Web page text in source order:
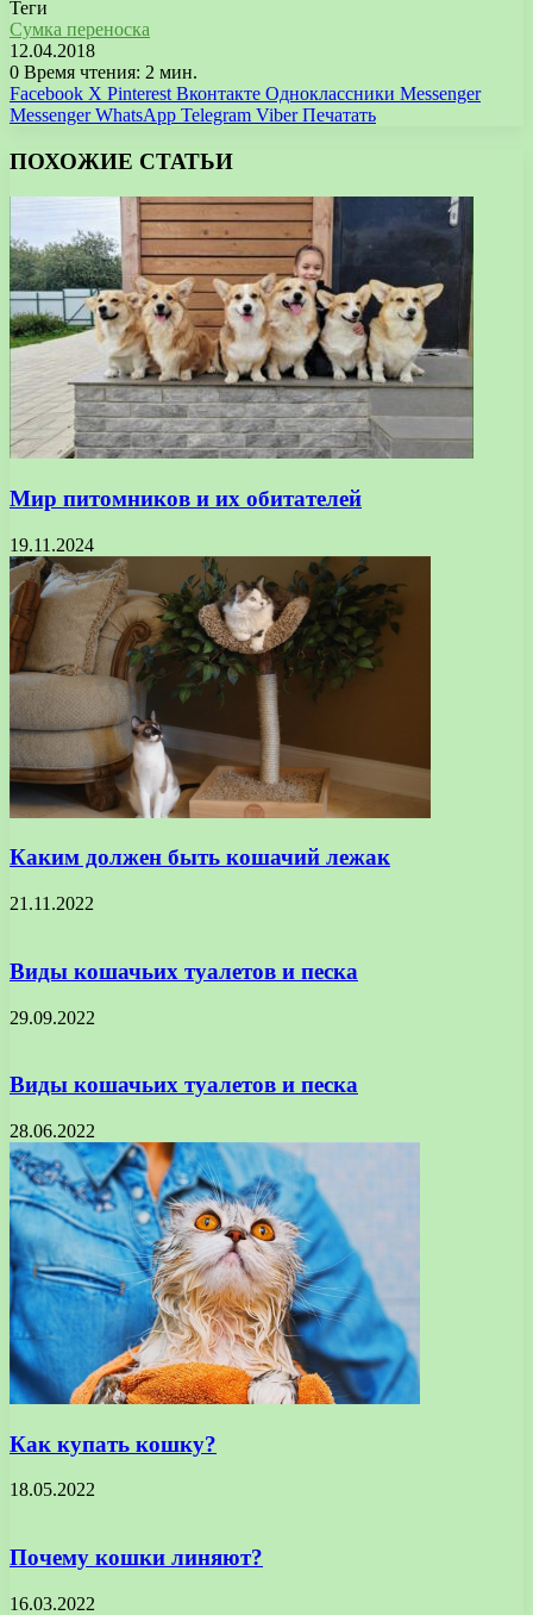
Теги
Сумка переноска
12.04.2018
0 Время чтения: 2 мин.
Facebook X Pinterest Вконтакте Одноклассники Messenger
Messenger WhatsApp Telegram Viber Печатать
ПОХОЖИЕ СТАТЬИ
Мир питомников и их обитателей
19.11.2024
Каким должен быть кошачий лежак
21.11.2022
Виды кошачьих туалетов и песка
29.09.2022
Виды кошачьих туалетов и песка
28.06.2022
Как купать кошку?
18.05.2022
Почему кошки линяют?
16.03.2022